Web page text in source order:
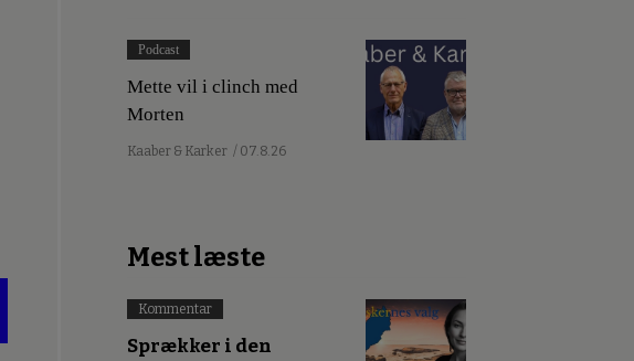
Podcast
Mette vil i clinch med
Morten
Kaaber & Karker / 07.8.26
Mest læste
Kommentar
Sprækker i den